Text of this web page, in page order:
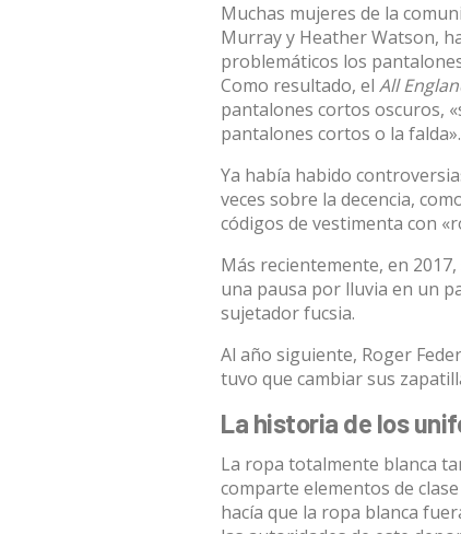
Muchas mujeres de la
Murray y Heather Watson,
problemáticos los
Como resultado, el All
pantalones cortos oscuros,
pantalones cortos o la falda».
Ya había habido
veces sobre la decencia,
códigos de vestimenta con
Más recientemente, en
una pausa por lluvia en un
sujetador fucsia.
Al año siguiente, Roger
tuvo que cambiar sus
La historia de los
La ropa totalmente blanca
comparte elementos de
hacía que la ropa blanca